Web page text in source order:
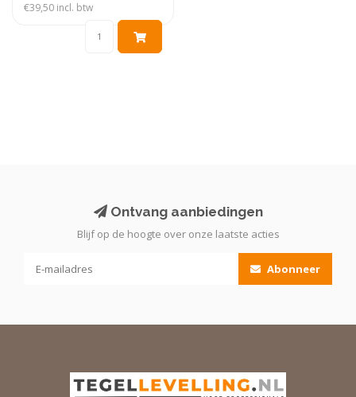
€39,50 incl. btw
Ontvang aanbiedingen
Blijf op de hoogte over onze laatste acties
Abonneer